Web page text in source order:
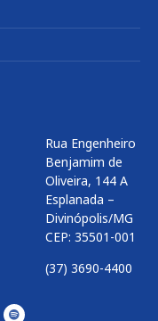
Rua Engenheiro
Benjamim de
Oliveira, 144 A
Esplanada –
Divinópolis/MG
CEP: 35501-001
(37) 3690-4400